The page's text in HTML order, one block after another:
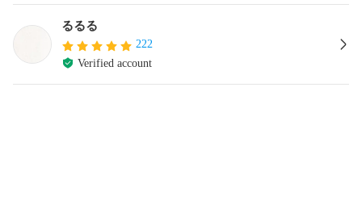
るるる
222
Verified account